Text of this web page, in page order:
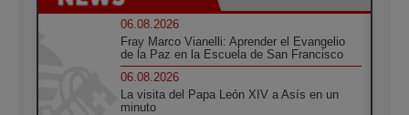
06.08.2026
Fray Marco Vianelli: Aprender el Evangelio
de la Paz en la Escuela de San Francisco
06.08.2026
La visita del Papa León XIV a Asís en un
minuto